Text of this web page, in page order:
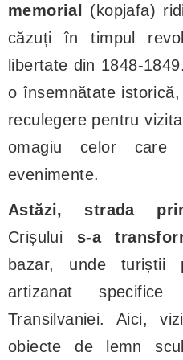
memorial (kopjafa)
căzuți în timpul
libertate din 1848-
o însemnătate
reculegere pentru
omagiu celor
evenimente.
Astăzi, strada
Crișului s-a
bazar, unde turiștii
artizanat
Transilvaniei. Aici,
obiecte de lemn